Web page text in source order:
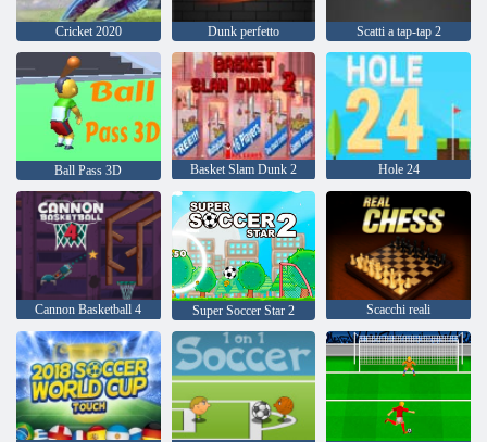
Cricket 2020 Dunk perfetto Scatti a tap-tap 2
Ball Pass 3D Basket Slam Dunk 2 Hole 24
Cannon Basketball 4 Super Soccer Star 2 Scacchi reali